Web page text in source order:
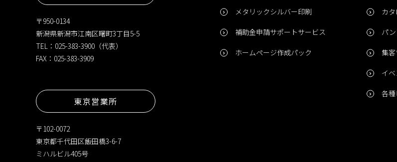
〒950-0134
新潟県新潟市江南区曙町3丁目5-5
TEL：025-383-3900（代表）
FAX：025-383-3909
東京営業所
〒102-0072
東京都千代田区飯田橋3-6-7
ミハルビル405号
メタリックシルバー印刷
補助金申請サポートサービス
ホームページ作成パック
カ
パ
集
イ
各